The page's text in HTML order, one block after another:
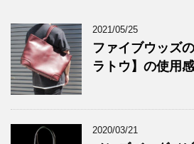
2021/05/25
ファイブウッズ
ラトウ】の使用
2020/03/21